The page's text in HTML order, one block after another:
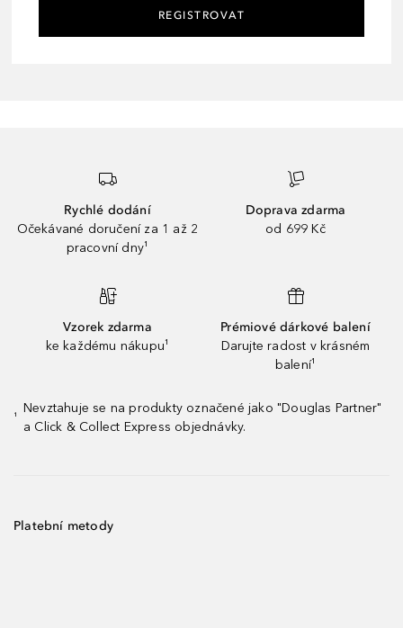
REGISTROVAT
Rychlé dodání
Očekávané doručení za 1 až 2
pracovní dny¹
Doprava zdarma
od 699 Kč
Vzorek zdarma
ke každému nákupu¹
Prémiové dárkové balení
Darujte radost v krásném
balení¹
¹
Nevztahuje se na produkty označené jako "Douglas Partner"
a Click & Collect Express objednávky.
Platební metody